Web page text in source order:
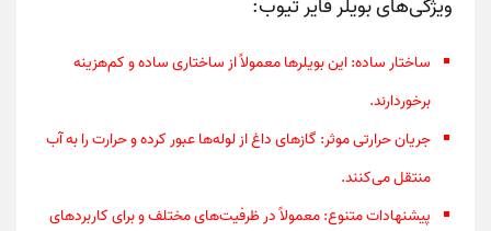
ویژگی‌های بویلر فایر تیوب:
ساختار ساده: این بویلرها معمولاً از ساختاری ساده و کم‌هزینه
برخوردارند.
جریان حرارتی موثر: گازهای داغ از لوله‌ها عبور کرده و حرارت را به آب
منتقل می‌کنند.
پیشنهادات متنوع: معمولاً در ظرفیت‌های مختلف و برای کاربردهای